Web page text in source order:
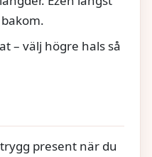
– välj högre hals så
present när du